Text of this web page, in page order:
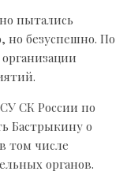
пытались
но безуспешно. По
СК России по
Бастрыкину о
том числе
органов.